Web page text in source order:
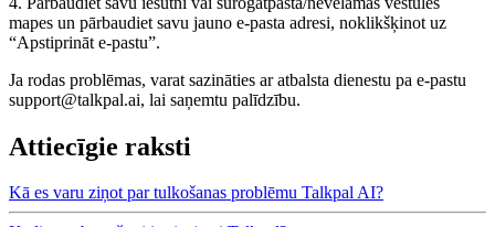
mapes un pārbaudiet savu jauno e-pasta adresi, noklikšķinot uz
“Apstiprināt e-pastu”.
Ja rodas problēmas, varat sazināties ar atbalsta dienestu pa e-pastu
support@talkpal.ai, lai saņemtu palīdzību.
Attiecīgie raksti
Kā es varu ziņot par tulkošanas problēmu Talkpal AI?